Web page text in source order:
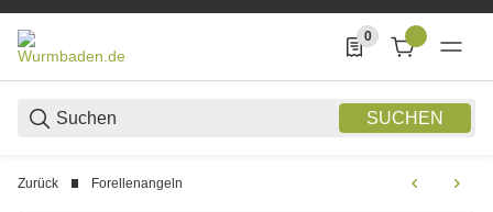
SUCHEN
0
0 Produkte in der
Zurück Forellenangeln